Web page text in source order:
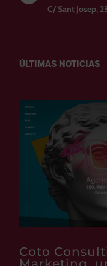
C/ Sant Josep,
ÚLTIMAS NOTICIAS
Coto